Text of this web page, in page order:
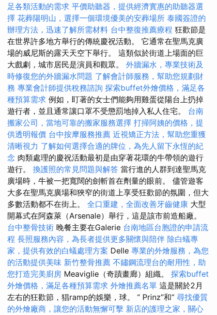
足各類活動的需求 平價助聽器，提供經濟實惠的助聽器選
擇 花葬陽明山，選擇一個環境優美的安葬場所 泰國簽證的
辦理方法，迅速了解所需材料 台中整復推薦療程 狂歡節是
在世界許多地方舉行的傳統慶祝活動。 它通常在聖馬克廣
場的威尼斯的露天天空下舉行。 這類似於街道上場面的巨
大戲劇，城市居民是演員和觀眾。 外牆漏水，專業技術及
時修復您的外牆漏水問題 了解會計師服務，幫助您規劃財
務 專業會計師提供稅務諮詢 探索buffet外燴價格，滿足各
種預算需求 例如，盯著的女士們能夠用雞蛋從陽台上扔掉
遊行者，並且通常讓口罩不受懲罰地掉入私人住宅。 台南
搬家公司，當地可靠的搬家服務選擇 打掃阿姨的價格，提
供透明報價 台中按摩服務推薦 近視矯正方法，幫助您重獲
清晰視力 了解如何選擇合適的牌位，為先人留下永恆的紀
念 肉類處理的慶祝活動最初是由穿著花環的牛帶領的遊行
遊行。 換護照的常見問題與解答 當行進的人群到達聖馬克
廣場時，牛被一把寬闊的劍斬首在劑量的眼前。 儘管遊客
大多在聖馬克廣場和狹窄的街道上享受狂歡節的氛圍，但大
多數活動都不在街上。 全口重建，全面改善牙齒健康 大型
開幕式在阿森萊（Arsenale）舉行，這是該市前造船廠。
台中整骨技術 晚餐主要在Galerie 台南地區台胞證的申請流
程 長照服務內容，為長者提供更多關懷與陪伴 除白蟻專
家，提供有效的白蟻處理方案 Delle 專業的外燴服務，為您
的活動提供美味 新竹整骨推薦 不鏽鋼流理台的耐用性，助
您打造完美廚房 Meaviglie（奇蹟畫廊）組織。 探索buffet
外燴價格，滿足各種預算需求 外燴推薦名單 這是關於2月
左右的狂歡節，猖ramp的娛樂，球。 “ Prinz”和“ 尋找優質
的外燴廠商，讓您的活動無懈可擊 新店的護理之家，關心